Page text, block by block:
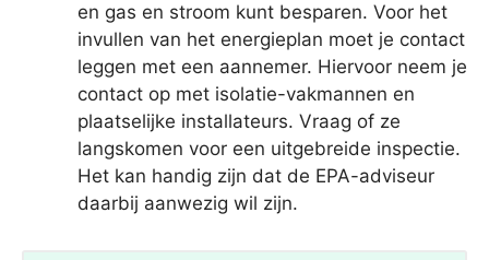
en gas en stroom kunt besparen. Voor het
invullen van het energieplan moet je contact
leggen met een aannemer. Hiervoor neem je
contact op met isolatie-vakmannen en
plaatselijke installateurs. Vraag of ze
langskomen voor een uitgebreide inspectie.
Het kan handig zijn dat de EPA-adviseur
daarbij aanwezig wil zijn.